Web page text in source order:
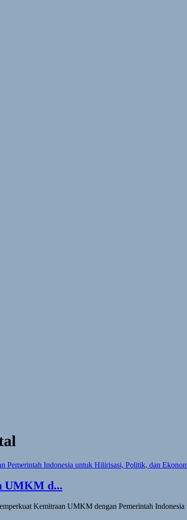
UMKM d...
Kemitraan UMKM dengan Pemerintah